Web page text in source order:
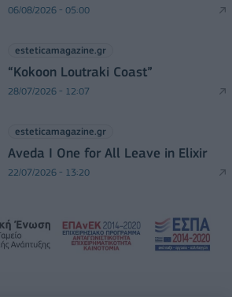
06/08/2026 - 05:00
esteticamagazine.gr
“Kokoon Loutraki Coast”
28/07/2026 - 12:07
esteticamagazine.gr
Aveda I One for All Leave in Elixir
22/07/2026 - 13:20